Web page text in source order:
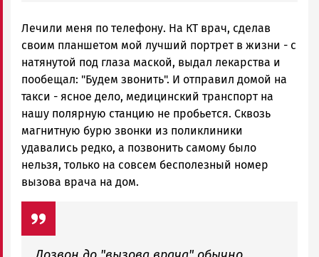
Лечили меня по телефону. На КТ врач, сделав
своим планшетом мой лучший портрет в жизни - с
натянутой под глаза маской, выдал лекарства и
пообещал: "Будем звонить". И отправил домой на
такси - ясное дело, медицинский транспорт на
нашу полярную станцию не пробьется. Сквозь
магнитную бурю звонки из поликлиники
удавались редко, а позвонить самому было
нельзя, только на совсем бесполезный номер
вызова врача на дом.